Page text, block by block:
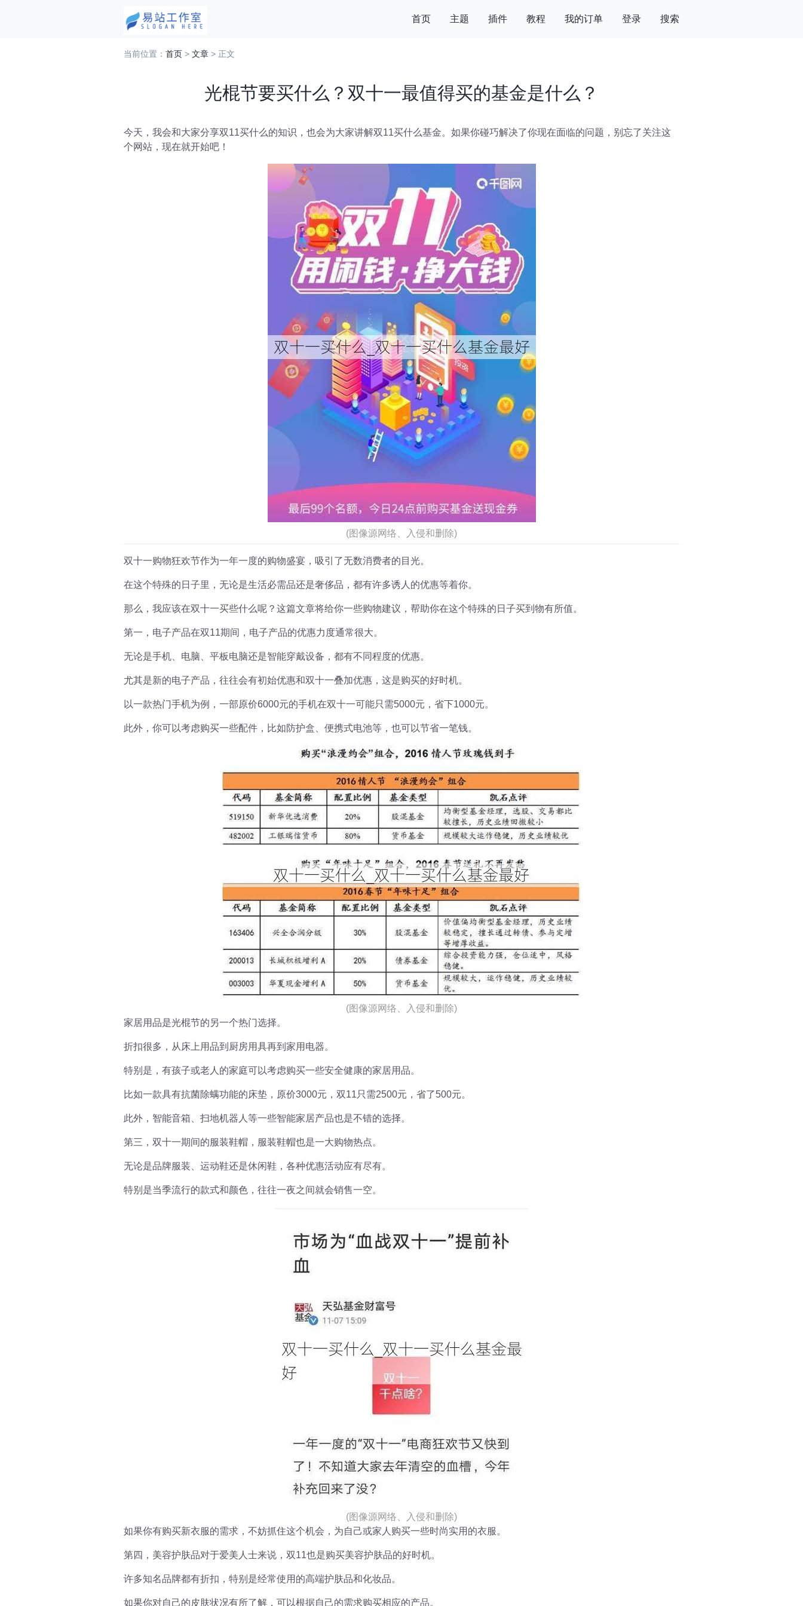
首页 主题 插件 教程 我的订单 登录 搜索
当前位置： 首页 > 文章 > 正文
光棍节要买什么？双十一最值得买的基金是什么？
今天，我会和大家分享双11买什么的知识，也会为大家讲解双11买什么基金。如果你碰巧解决了你现在面临的问题，别忘了关注这
个网站，现在就开始吧！
(图像源网络、入侵和删除)
双十一购物狂欢节作为一年一度的购物盛宴，吸引了无数消费者的目光。
在这个特殊的日子里，无论是生活必需品还是奢侈品，都有许多诱人的优惠等着你。
那么，我应该在双十一买些什么呢？这篇文章将给你一些购物建议，帮助你在这个特殊的日子买到物有所值。
第一，电子产品在双11期间，电子产品的优惠力度通常很大。
无论是手机、电脑、平板电脑还是智能穿戴设备，都有不同程度的优惠。
尤其是新的电子产品，往往会有初始优惠和双十一叠加优惠，这是购买的好时机。
以一款热门手机为例，一部原价6000元的手机在双十一可能只需5000元，省下1000元。
此外，你可以考虑购买一些配件，比如防护盒、便携式电池等，也可以节省一笔钱。
(图像源网络、入侵和删除)
家居用品是光棍节的另一个热门选择。
折扣很多，从床上用品到厨房用具再到家用电器。
特别是，有孩子或老人的家庭可以考虑购买一些安全健康的家居用品。
比如一款具有抗菌除螨功能的床垫，原价3000元，双11只需2500元，省了500元。
此外，智能音箱、扫地机器人等一些智能家居产品也是不错的选择。
第三，双十一期间的服装鞋帽，服装鞋帽也是一大购物热点。
无论是品牌服装、运动鞋还是休闲鞋，各种优惠活动应有尽有。
特别是当季流行的款式和颜色，往往一夜之间就会销售一空。
(图像源网络、入侵和删除)
如果你有购买新衣服的需求，不妨抓住这个机会，为自己或家人购买一些时尚实用的衣服。
第四，美容护肤品对于爱美人士来说，双11也是购买美容护肤品的好时机。
许多知名品牌都有折扣，特别是经常使用的高端护肤品和化妆品。
如果你对自己的皮肤状况有所了解，可以根据自己的需求购买相应的产品。